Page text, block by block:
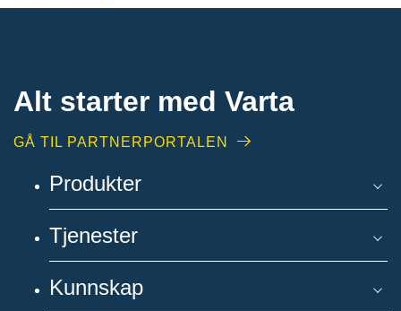
Alt starter med Varta
GÅ TIL PARTNERPORTALEN
Produkter
Tjenester
Kunnskap